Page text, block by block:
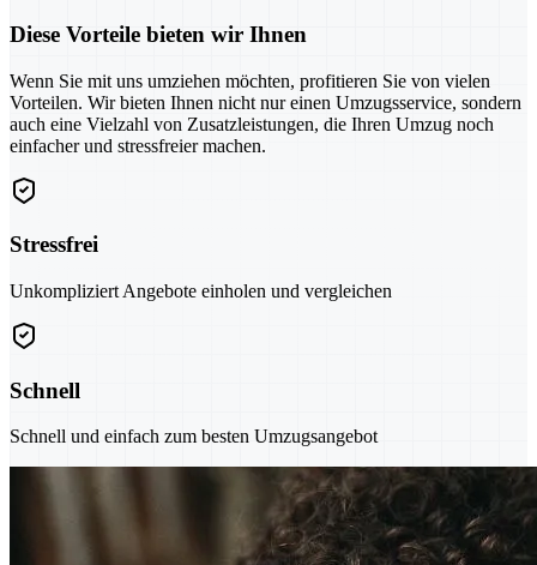
Diese Vorteile bieten wir Ihnen
Wenn Sie mit uns umziehen möchten, profitieren Sie von vielen
Vorteilen. Wir bieten Ihnen nicht nur einen Umzugsservice, sondern
auch eine Vielzahl von Zusatzleistungen, die Ihren Umzug noch
einfacher und stressfreier machen.
Stressfrei
Unkompliziert Angebote einholen und vergleichen
Schnell
Schnell und einfach zum besten Umzugsangebot